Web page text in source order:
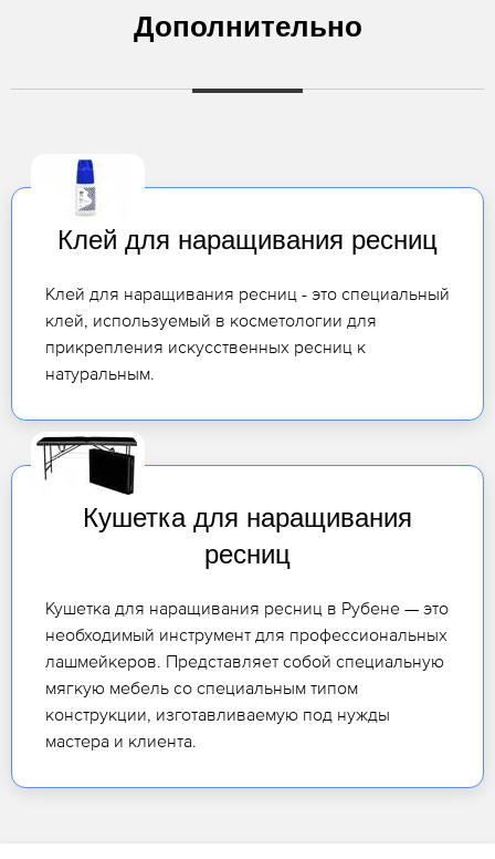
Дополнительно
Клей для наращивания ресниц
Клей для наращивания ресниц - это специальный
клей, используемый в косметологии для
прикрепления искусственных ресниц к
натуральным.
Кушетка для наращивания
ресниц
Кушетка для наращивания ресниц в Рубене — это
необходимый инструмент для профессиональных
лашмейкеров. Представляет собой специальную
мягкую мебель со специальным типом
конструкции, изготавливаемую под нужды
мастера и клиента.